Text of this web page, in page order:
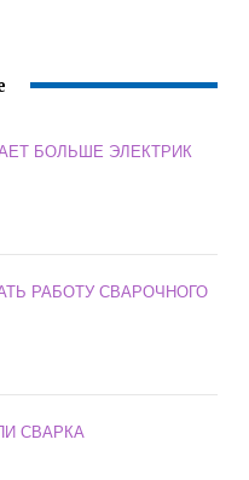
БОЛЬШЕ ЭЛЕКТРИК
РАБОТУ СВАРОЧНОГО
СВАРКА